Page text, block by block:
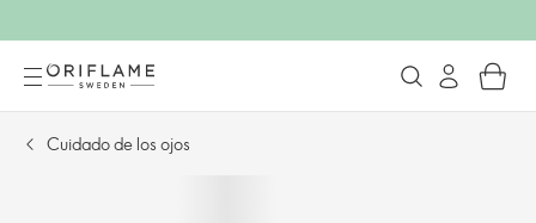
Cuidado de los ojos